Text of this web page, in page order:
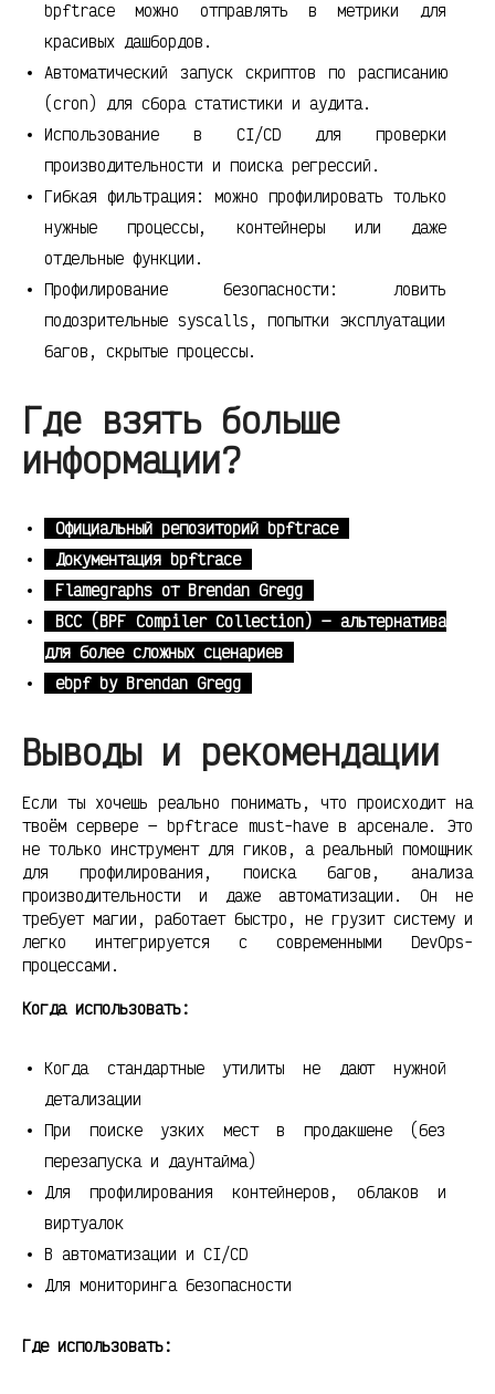
bpftrace можно отправлять в метрики для
красивых дашбордов.
Автоматический запуск скриптов по расписанию
(cron) для сбора статистики и аудита.
Использование в CI/CD для проверки
производительности и поиска регрессий.
Гибкая фильтрация: можно профилировать только
нужные процессы, контейнеры или даже
отдельные функции.
Профилирование безопасности: ловить
подозрительные syscalls, попытки эксплуатации
багов, скрытые процессы.
Где взять больше
информации?
Официальный репозиторий bpftrace
Документация bpftrace
Flamegraphs от Brendan Gregg
BCC (BPF Compiler Collection) — альтернатива
для более сложных сценариев
ebpf by Brendan Gregg
Выводы и рекомендации
Если ты хочешь реально понимать, что происходит на
твоём сервере — bpftrace must-have в арсенале. Это
не только инструмент для гиков, а реальный помощник
для профилирования, поиска багов, анализа
производительности и даже автоматизации. Он не
требует магии, работает быстро, не грузит систему и
легко интегрируется с современными DevOps-
процессами.
Когда использовать:
Когда стандартные утилиты не дают нужной
детализации
При поиске узких мест в продакшене (без
перезапуска и даунтайма)
Для профилирования контейнеров, облаков и
виртуалок
В автоматизации и CI/CD
Для мониторинга безопасности
Где использовать: